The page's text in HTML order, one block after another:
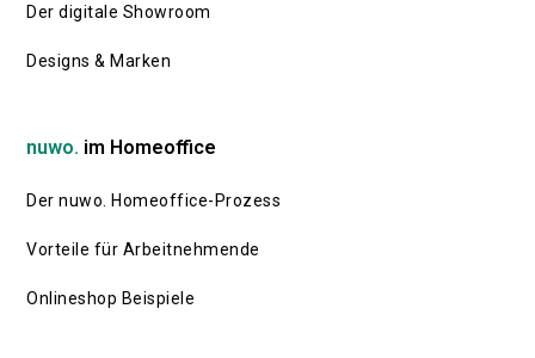
Der digitale Showroom
Designs & Marken
nuwo. im Homeoffice
Der nuwo. Homeoffice-Prozess
Vorteile für Arbeitnehmende
Onlineshop Beispiele